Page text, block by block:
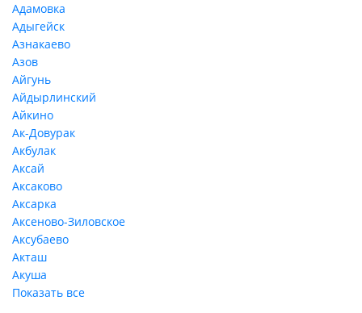
Адамовка
Адыгейск
Азнакаево
Азов
Айгунь
Айдырлинский
Айкино
Ак-Довурак
Акбулак
Аксай
Аксаково
Аксарка
Аксеново-Зиловское
Аксубаево
Акташ
Акуша
Показать все